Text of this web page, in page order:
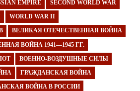
EMPIRE SECOND WORLD WAR
WORLD WAR II
ВЕЛИКАЯ ОТЕЧЕСТВЕННАЯ ВОЙНА
ВОЙНА 1941—1945 ГГ.
ВОЕННО-ВОЗДУШНЫЕ СИЛЫ
ГРАЖДАНСКАЯ ВОЙНА
ВОЙНА В РОССИИ